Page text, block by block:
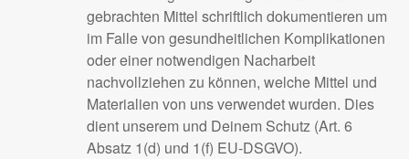
gebrachten Mittel schriftlich dokumentieren um
im Falle von gesundheitlichen Komplikationen
oder einer notwendigen Nacharbeit
nachvollziehen zu können, welche Mittel und
Materialien von uns verwendet wurden. Dies
dient unserem und Deinem Schutz (Art. 6
Absatz 1(d) und 1(f) EU-DSGVO).